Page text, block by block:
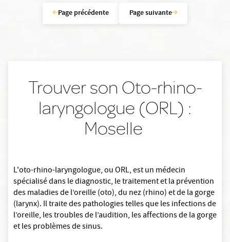
Page précédente Page suivante
Trouver son Oto-rhino-
laryngologue (ORL) :
Moselle
L'oto-rhino-laryngologue, ou ORL, est un médecin
spécialisé dans le diagnostic, le traitement et la prévention
des maladies de l’oreille (oto), du nez (rhino) et de la gorge
(larynx). Il traite des pathologies telles que les infections de
l’oreille, les troubles de l’audition, les affections de la gorge
et les problèmes de sinus.